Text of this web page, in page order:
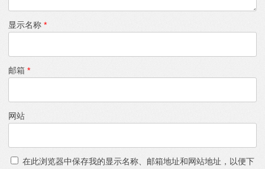
显示名称 *
邮箱 *
网站
在此浏览器中保存我的显示名称、邮箱地址和网站地址，以便下